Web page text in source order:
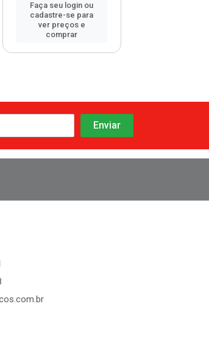
Faça seu login ou
cadastre-se para
ver preços e
comprar